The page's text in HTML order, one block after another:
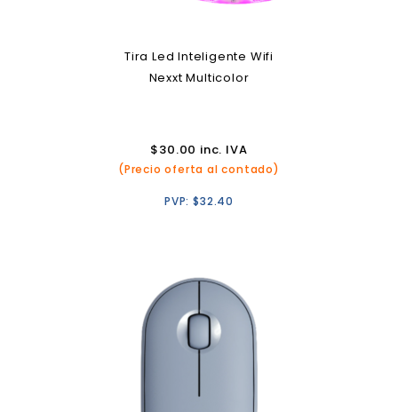
Tira Led Inteligente Wifi
Nexxt Multicolor
$30.00 inc. IVA
(Precio oferta al contado)
PVP:$32.40